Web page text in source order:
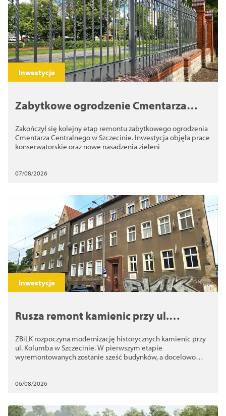
Inwestycje
Zabytkowe ogrodzenie Cmentarza
Zakończył się kolejny etap remontu zabytkowego ogrodzenia
Cmentarza Centralnego w Szczecinie. Inwestycja objęła prace
konserwatorskie oraz nowe nasadzenia zieleni
07/08/2026
Inwestycje
Rusza remont kamienic przy ul.
budynków
ZBiLK rozpoczyna modernizację historycznych kamienic przy
ul. Kolumba w Szczecinie. W pierwszym etapie
wyremontowanych zostanie sześć budynków, a docelowo
06/08/2026